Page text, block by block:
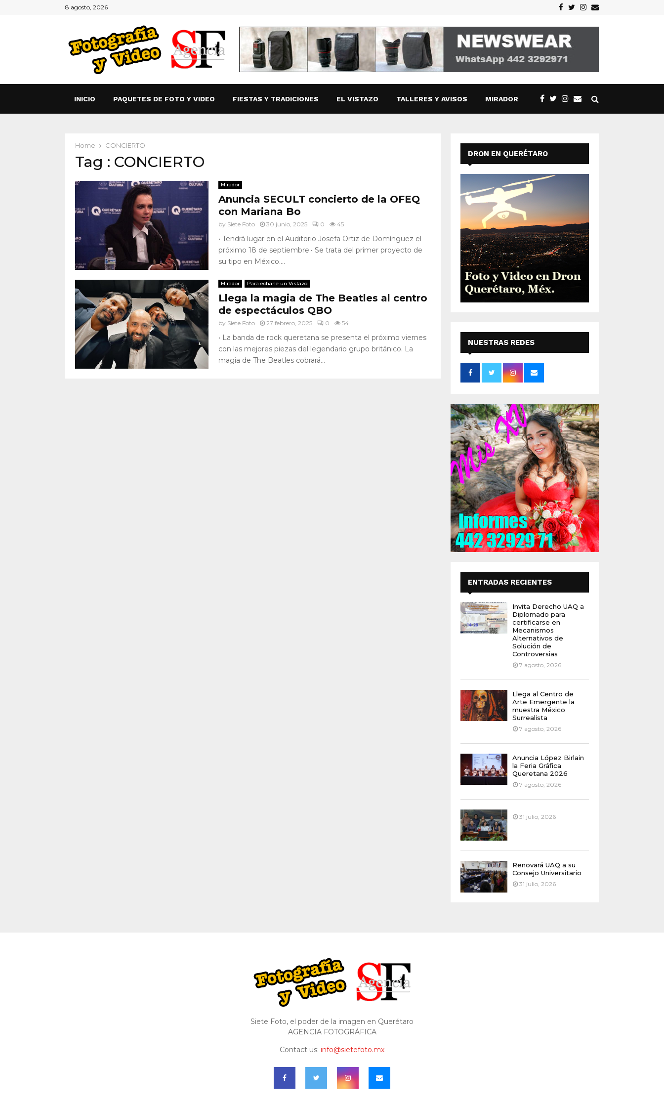
8 agosto, 2026 Facebook
TwitterInstagram
Email
INICIO PAQUETES DE FOTO Y VIDEO FIESTAS Y TRADICIONES EL VISTAZO TALLERES Y AVISOS MIRADOR
Home CONCIERTO
Tag : CONCIERTO
Mirador
Anuncia SECULT concierto de la OFEQ
con Mariana Bo
by Siete Foto 30 junio, 2025 0 45
• Tendrá lugar en el Auditorio Josefa Ortiz de Domínguez el
próximo 18 de septiembre.• Se trata del primer proyecto de
su tipo en México....
Mirador Para echarle un Vistazo
Llega la magia de The Beatles al centro
de espectáculos QBO
by Siete Foto 27 febrero, 2025 0 54
• La banda de rock queretana se presenta el próximo viernes
con las mejores piezas del legendario grupo británico. La
magia de The Beatles cobrará...
DRON EN QUERÉTARO
NUESTRAS REDES
SOCIALES
ENTRADAS RECIENTES
Invita Derecho UAQ a
Diplomado para
certificarse en
Mecanismos
Alternativos de
Solución de
Controversias
7 agosto, 2026
Llega al Centro de
Arte Emergente la
muestra México
Surrealista
7 agosto, 2026
Anuncia López Birlain
la Feria Gráfica
Queretana 2026
7 agosto, 2026
31 julio, 2026
Renovará UAQ a su
Consejo Universitario
31 julio, 2026
Siete Foto, el poder de la imagen en Querétaro
AGENCIA FOTOGRÁFICA
Contact us: info@sietefoto.mx